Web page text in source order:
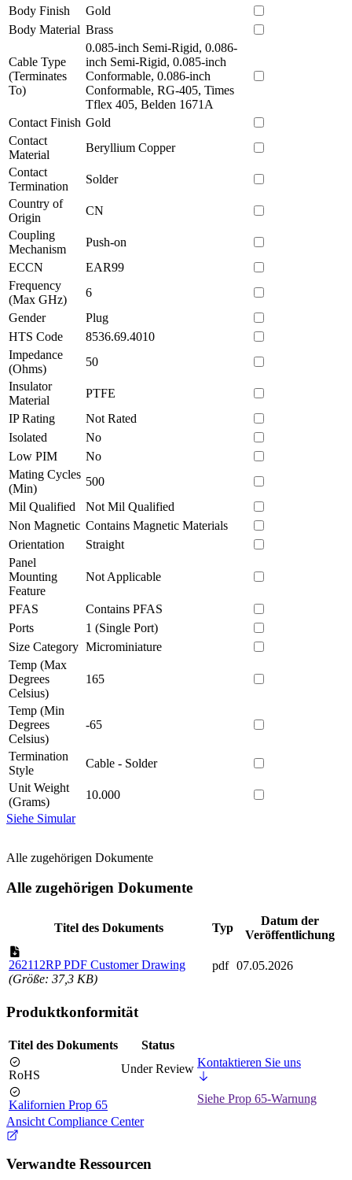
Body Finish
Gold
Body Material Brass
Cable Type
(Terminates
To)
0.085-inch Semi-Rigid, 0.086-
inch Semi-Rigid, 0.085-inch
Conformable, 0.086-inch
Conformable, RG-405, Times
Tflex 405, Belden 1671A
Contact Finish Gold
Contact
Material
Beryllium Copper
Contact
Termination
Solder
Country of
Origin
CN
Coupling
Mechanism
Push-on
ECCN
EAR99
Frequency
(Max GHz)
6
Gender
Plug
HTS Code
8536.69.4010
Impedance
(Ohms)
50
Insulator
Material
PTFE
IP Rating
Not Rated
Isolated
No
Low PIM
No
Mating Cycles
(Min)
500
Mil Qualified
Not Mil Qualified
Non Magnetic Contains Magnetic Materials
Orientation
Straight
Panel
Mounting
Feature
Not Applicable
PFAS
Contains PFAS
Ports
1 (Single Port)
Size Category Microminiature
Temp (Max
Degrees
Celsius)
165
Temp (Min
Degrees
Celsius)
-65
Termination
Style
Cable - Solder
Unit Weight
(Grams)
10.000
Siehe Simular
Alle zugehörigen Dokumente
Alle zugehörigen Dokumente
Titel des Dokuments Typ
Datum der
Veröffentlichung
262112RP PDF Customer Drawing
(Größe: 37,3 KB)
pdf 07.05.2026
Produktkonformität
Titel des Dokuments Status
RoHS Under Review Kontaktieren Sie uns
Kalifornien Prop 65
Siehe Prop 65-Warnung
Ansicht Compliance Center
Verwandte Ressourcen